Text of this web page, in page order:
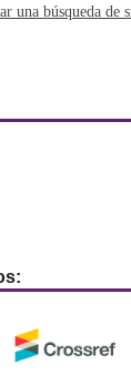
una búsqueda de